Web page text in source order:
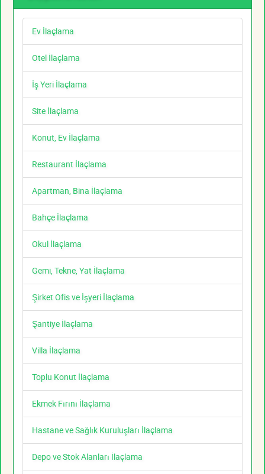
Ev İlaçlama
Otel İlaçlama
İş Yeri İlaçlama
Site İlaçlama
Konut, Ev İlaçlama
Restaurant İlaçlama
Apartman, Bina İlaçlama
Bahçe İlaçlama
Okul İlaçlama
Gemi, Tekne, Yat İlaçlama
Şirket Ofis ve İşyeri İlaçlama
Şantiye İlaçlama
Villa İlaçlama
Toplu Konut İlaçlama
Ekmek Fırını İlaçlama
Hastane ve Sağlık Kuruluşları İlaçlama
Depo ve Stok Alanları İlaçlama